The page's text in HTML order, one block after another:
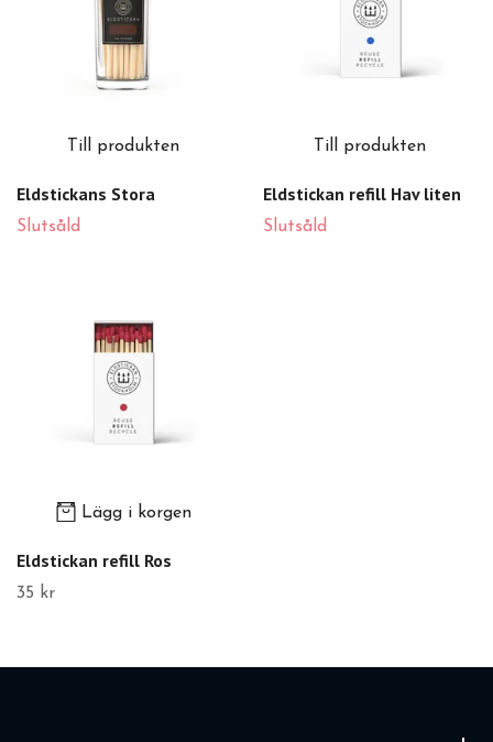
Till produkten
Eldstickans Stora
Slutsåld
Till produkten
Eldstickan refill Hav liten
Slutsåld
Lägg i korgen
Eldstickan refill Ros
35 kr